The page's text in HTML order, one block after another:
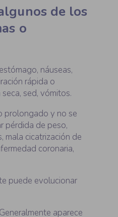
de los
o
náuseas,
rápida o
sed, vómitos.
prolongado y no se
pérdida de peso,
mala cicatrización de
coronaria,
puede evolucionar
Generalmente aparece